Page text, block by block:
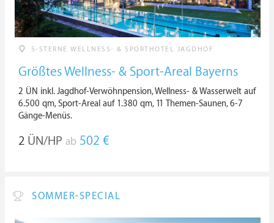
5-STERNE WELLNESS- & SPORTHOTEL JAGDHOF
Größtes Wellness- & Sport-Areal Bayerns
2 ÜN inkl. Jagdhof-Verwöhnpension, Wellness- & Wasserwelt auf
6.500 qm, Sport-Areal auf 1.380 qm, 11 Themen-Saunen, 6-7
Gänge-Menüs.
2 ÜN/HP ab 502 €
SOMMER-SPECIAL